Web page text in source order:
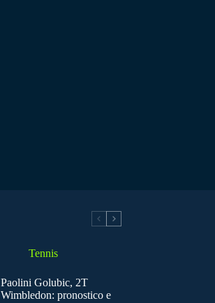
Tennis
Paolini Golubic, 2T
Wimbledon: pronostico e